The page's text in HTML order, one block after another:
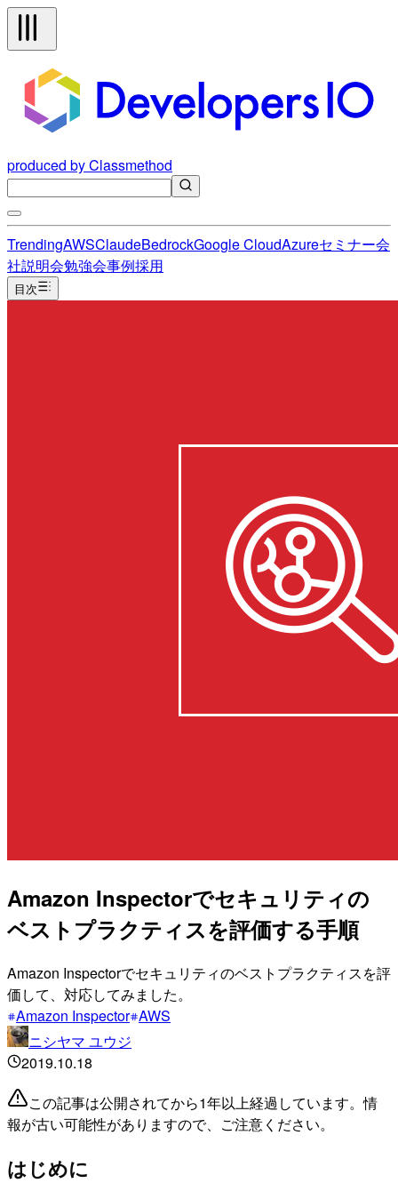
produced by Classmethod
TrendingAWSClaudeBedrockGoogle CloudAzureセミナー会
社説明会勉強会事例採用
目次
Amazon Inspectorでセキュリティの
ベストプラクティスを評価する手順
Amazon Inspectorでセキュリティのベストプラクティスを評
価して、対応してみました。
Amazon Inspector AWS
ニシヤマ ユウジ
2019.10.18
この記事は公開されてから1年以上経過しています。情
報が古い可能性がありますので、ご注意ください。
はじめに